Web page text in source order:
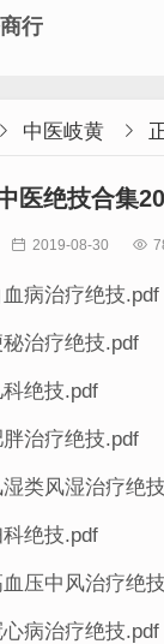
行
 中医岐黄 
医绝技合集
 2019-08-30 
病治疗绝技.pdf
治疗绝技.pdf
绝技.pdf
治疗绝技.pdf
类风湿治疗绝
绝技.pdf
压中风治疗绝
病治疗绝技.pdf